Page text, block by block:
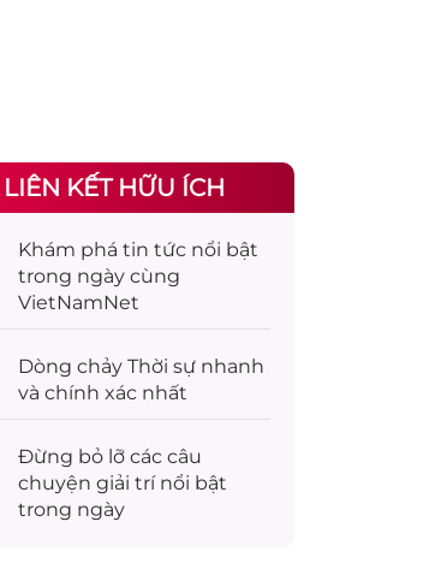
LIÊN KẾT HỮU ÍCH
Khám phá tin tức nổi bật
trong ngày cùng
VietNamNet
Dòng chảy Thời sự nhanh
và chính xác nhất
Đừng bỏ lỡ các câu
chuyện giải trínổi bật
trong ngày